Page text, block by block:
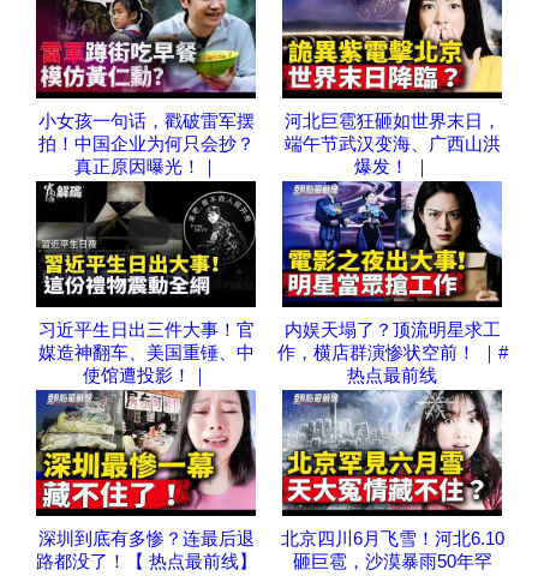
小女孩一句话，戳破雷军摆
拍！中国企业为何只会抄？
真正原因曝光！｜
河北巨雹狂砸如世界末日，
端午节武汉变海、广西山洪
爆发！ ｜
习近平生日出三件大事！官
媒造神翻车、美国重锤、中
使馆遭投影！｜
内娱天塌了？顶流明星求工
作，横店群演惨状空前！ ｜#
热点最前线
深圳到底有多惨？连最后退
路都没了！【 热点最前线】
北京四川6月飞雪！河北6.10
砸巨雹，沙漠暴雨50年罕